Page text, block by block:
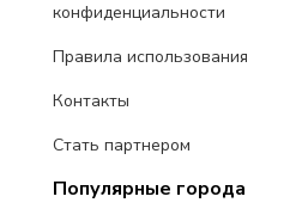
конфиденциальности
Правила использования
Контакты
Стать партнером
Популярные города